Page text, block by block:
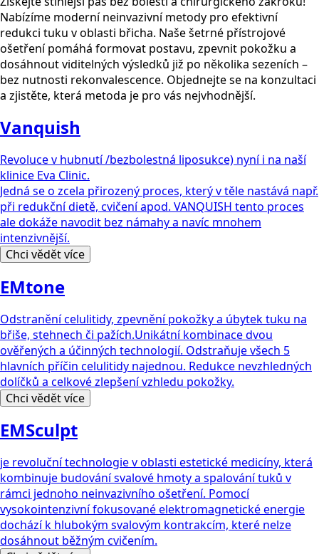
Nabízíme moderní neinvazivní metody pro efektivní
redukci tuku v oblasti břicha. Naše šetrné přístrojové
ošetření pomáhá formovat postavu, zpevnit pokožku a
dosáhnout viditelných výsledků již po několika sezeních –
bez nutnosti rekonvalescence. Objednejte se na konzultaci
a zjistěte, která metoda je pro vás nejvhodnější.
Vanquish
Revoluce v hubnutí /bezbolestná liposukce) nyní i na naší
klinice Eva Clinic.
Jedná se o zcela přirozený proces, který v těle nastává např.
při redukční dietě, cvičení apod. VANQUISH tento proces
ale dokáže navodit bez námahy a navíc mnohem
intenzivnější.
Chci vědět více
EMtone
Odstranění celulitidy, zpevnění pokožky a úbytek tuku na
břiše, stehnech či pažích.Unikátní kombinace dvou
ověřených a účinných technologií. Odstraňuje všech 5
hlavních příčin celulitidy najednou. Redukce nevzhledných
dolíčků a celkové zlepšení vzhledu pokožky.
Chci vědět více
EMSculpt
je revoluční technologie v oblasti estetické medicíny, která
kombinuje budování svalové hmoty a spalování tuků v
rámci jednoho neinvazivního ošetření. Pomocí
vysokointenzivní fokusované elektromagnetické energie
dochází k hlubokým svalovým kontrakcím, které nelze
dosáhnout běžným cvičením.